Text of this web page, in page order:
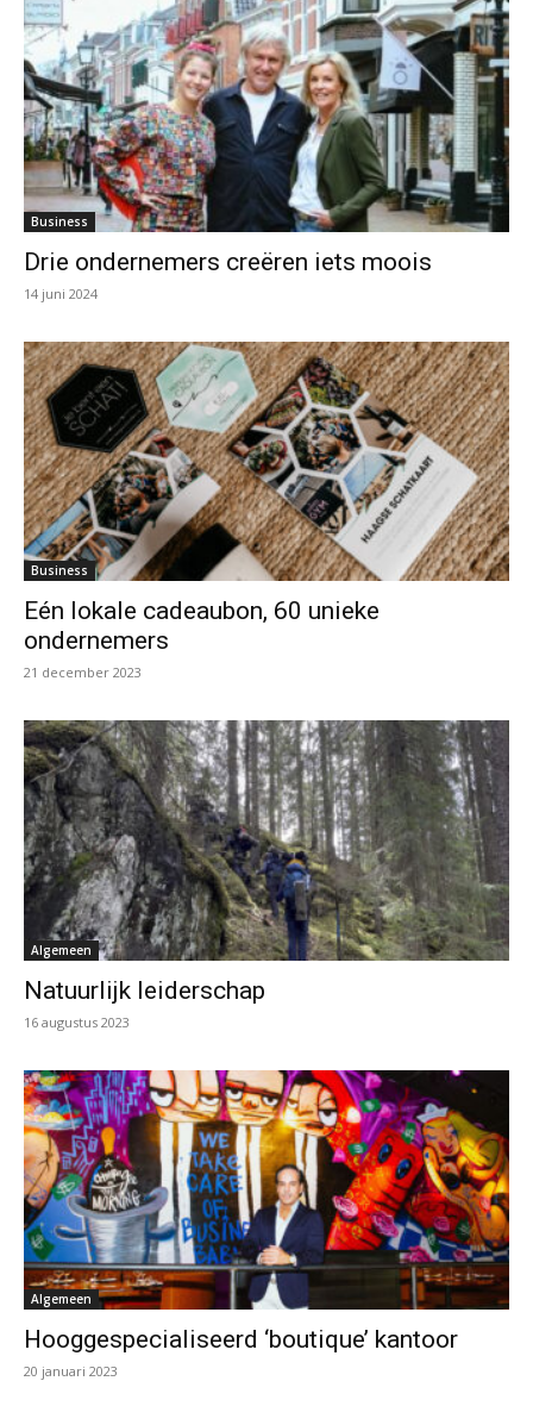
Business
Drie ondernemers creëren iets moois
14 juni 2024
Business
Eén lokale cadeaubon, 60 unieke
ondernemers
21 december 2023
Algemeen
Natuurlijk leiderschap
16 augustus 2023
Algemeen
Hooggespecialiseerd ‘boutique’ kantoor
20 januari 2023